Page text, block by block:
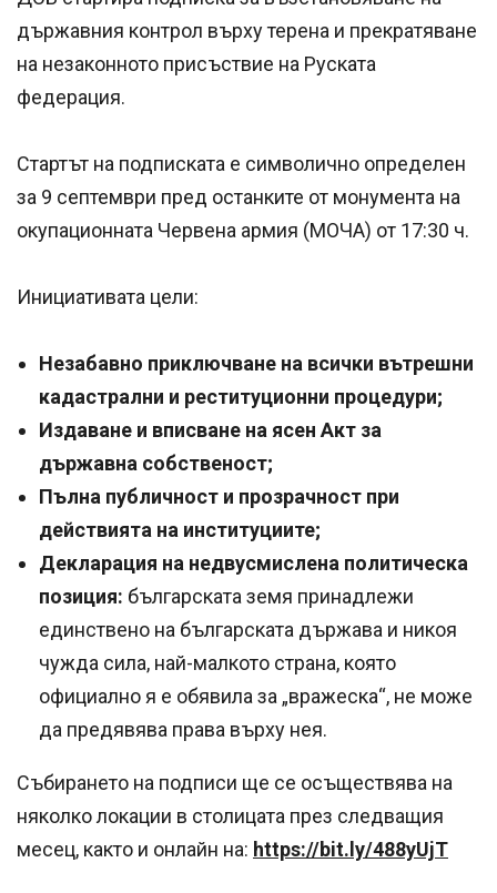
държавния контрол върху терена и прекратяване
на незаконното присъствие на Руската
федерация.
Стартът на подписката е символично определен
за 9 септември пред останките от монумента на
окупационната Червена армия (МОЧА) от 17:30 ч.
Инициативата цели:
Незабавно приключване на всички вътрешни
кадастрални и реституционни процедури;
Издаване и вписване на ясен Акт за
държавна собственост;
Пълна публичност и прозрачност при
действията на институциите;
Декларация на недвусмислена политическа
позиция: българската земя принадлежи
единствено на българската държава и никоя
чужда сила, най-малкото страна, която
официално я е обявила за „вражеска“, не може
да предявява права върху нея.
Събирането на подписи ще се осъществява на
няколко локации в столицата през следващия
месец, както и онлайн на: https://bit.ly/488yUjT